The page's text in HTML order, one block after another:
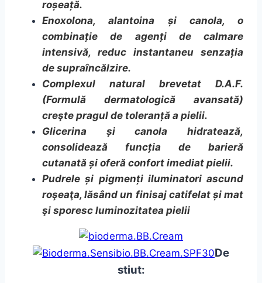
roșeață.
Enoxolona, alantoina și canola, o
combinație de agenți de calmare
intensivă, reduc instantaneu senzația
de supraîncălzire.
Complexul natural brevetat D.A.F.
(Formulă dermatologică avansată)
creşte pragul de toleranță a pielii.
Glicerina și canola hidratează,
consolidează funcția de barieră
cutanată și oferă confort imediat pielii.
Pudrele și pigmenți iluminatori ascund
roşeaţa, lăsând un finisaj catifelat și mat
şi sporesc luminozitatea pielii
De
stiut: